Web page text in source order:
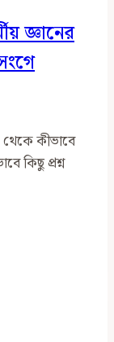
জ্ঞানের
থেকে কীভাবে
কিছু প্রশ্ন